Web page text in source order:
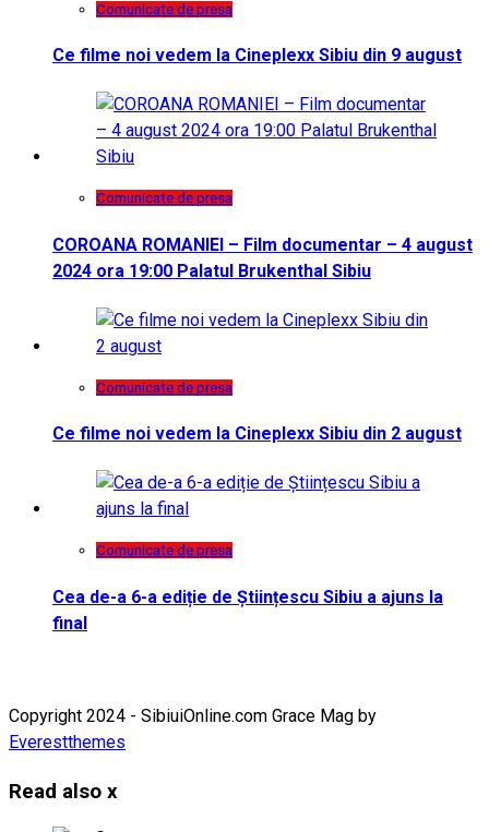
Comunicate de presa
Ce filme noi vedem la Cineplexx Sibiu din 9 august
Comunicate de presa
COROANA ROMANIEI – Film documentar – 4 august
2024 ora 19:00 Palatul Brukenthal Sibiu
Comunicate de presa
Ce filme noi vedem la Cineplexx Sibiu din 2 august
Comunicate de presa
Cea de-a 6-a ediție de Științescu Sibiu a ajuns la
final
Copyright 2024 - SibiuiOnline.com Grace Mag by
Everestthemes
Read also x